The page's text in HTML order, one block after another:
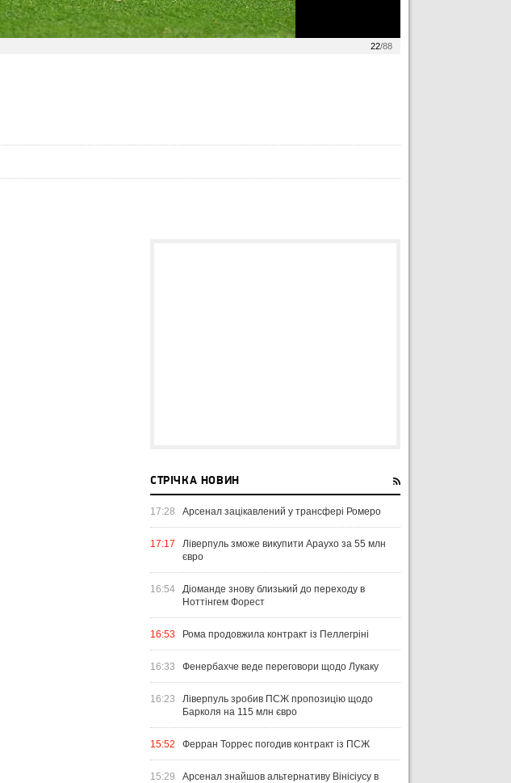
22/88
СТРІЧКА НОВИН
17:28 Арсенал зацікавлений у трансфері Ромеро
17:17
Ліверпуль зможе викупити Араухо за 55 млн
євро
16:54
Діоманде знову близький до переходу в
Ноттінгем Форест
16:53 Рома продовжила контракт із Пеллегріні
16:33 Фенербахче веде переговори щодо Лукаку
16:23
Ліверпуль зробив ПСЖ пропозицію щодо
Барколя на 115 млн євро
15:52 Ферран Торрес погодив контракт із ПСЖ
15:29
Арсенал знайшов альтернативу Вінісіусу в